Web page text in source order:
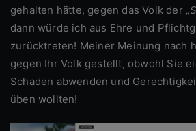
gehalten hätte, gegen das Volk der „
dann würde ich aus Ehre und
zurücktreten! Meiner Meinung nach
gegen Ihr Volk gestellt, obwohl Sie
Schaden abwenden und
üben wollten!